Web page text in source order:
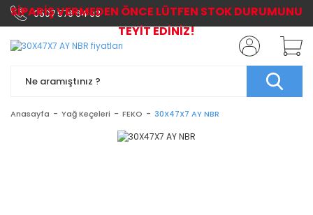
0507 576 64 03
Anasayfa Yağ Keçeleri FEKO 30X47X7 AY NBR
SİPARİŞ VERMEDEN ÖNCE LÜTFEN STOK DURUMUNU
TEYİT EDİNİZ!